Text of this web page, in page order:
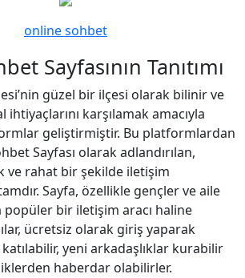
online sohbet
Sayfasının Tanıtımı
güzel bir ilçesi olarak bilinir ve
ihtiyaçlarını karşılamak amacıyla
geliştirmiştir. Bu platformlardan
Sayfası olarak adlandırılan,
ve rahat bir şekilde iletişim
Sayfa, özellikle gençler ve aile
popüler bir iletişim aracı haline
ücretsiz olarak giriş yaparak
yeni arkadaşlıklar kurabilir
haberdar olabilirler.